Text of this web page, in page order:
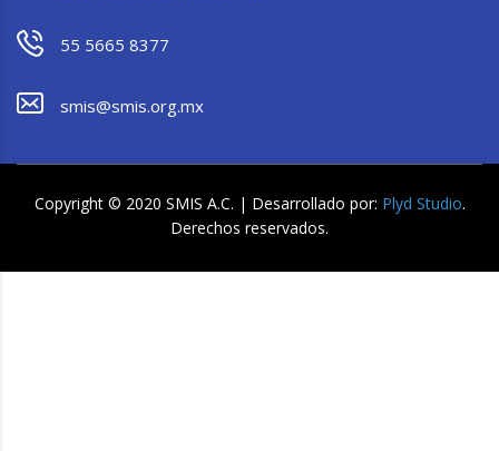
55 5665 8377
smis@smis.org.mx
Copyright © 2020 SMIS A.C. | Desarrollado por: Plyd Studio.
Derechos reservados.